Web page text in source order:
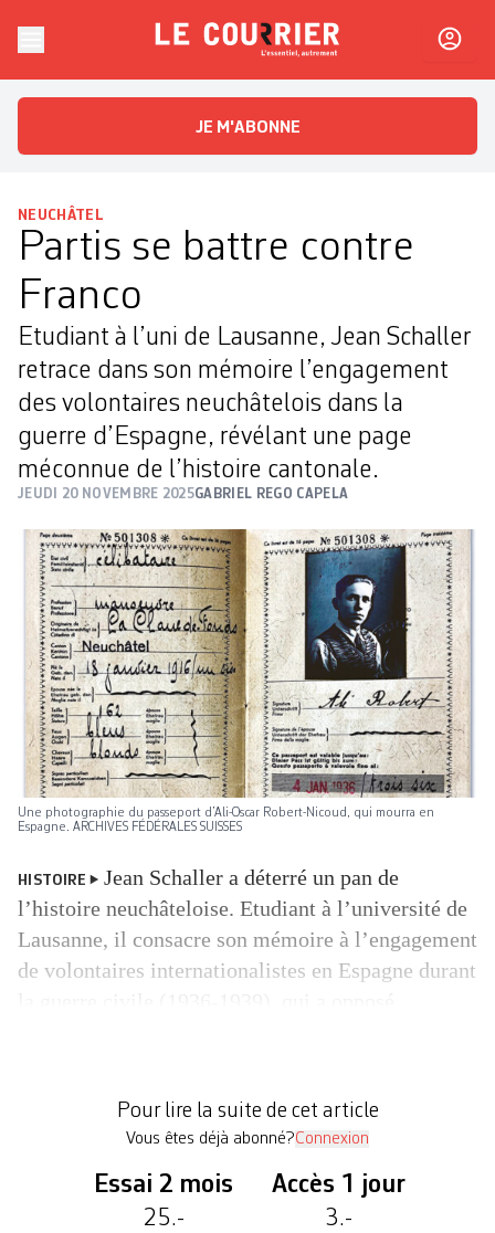
Le CourrierL'essentiel, autrement
JE M'ABONNE
NEUCHÂTEL
Partis se battre contre
Franco
Etudiant à l’uni de Lausanne, Jean Schaller
retrace dans son mémoire l’engagement
des volontaires neuchâtelois dans la
guerre d’Espagne, révélant une page
méconnue de l’histoire cantonale.
JEUDI 20 NOVEMBRE 2025GABRIEL REGO CAPELA
Une photographie du passeport d’Ali-Oscar Robert-Nicoud, qui mourra en
Espagne. ARCHIVES FÉDÉRALES SUISSES
HISTOIRE
Jean Schaller a déterré un pan de
l’histoire neuchâteloise. Etudiant à l’université de
Lausanne, il consacre son mémoire à l’engagement
de volontaires internationalistes en Espagne durant
Pour lire la suite de cet article
Vous êtes déjà abonné?Connexion
Essai 2 mois
25.-
Accès 1 jour
3.-